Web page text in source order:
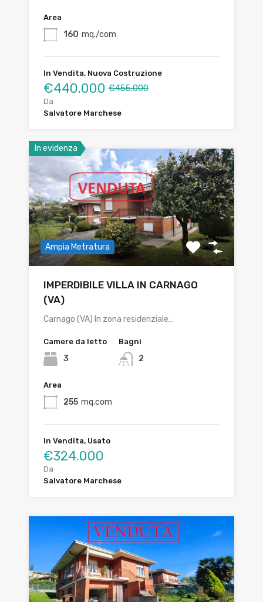
Area
160 mq./com
In Vendita, Nuova Costruzione
€440.000 €455.000
Da
Salvatore Marchese
In evidenza
Ampia Metratura
IMPERDIBILE VILLA IN CARNAGO
(VA)
Carnago (VA) In zona residenziale…
Camere da letto
3
Bagni
2
Area
255 mq.com
In Vendita, Usato
€324.000
Da
Salvatore Marchese